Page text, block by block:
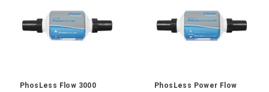
PhosLess Flow 3000
PhosLess Power Flow